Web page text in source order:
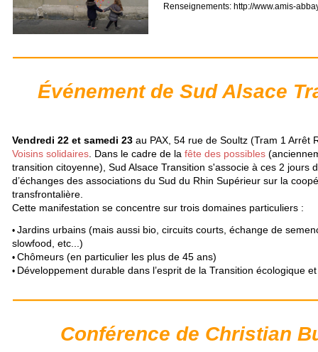
Renseignements: http://www.amis-
Événement de Sud Alsace
Vendredi 22 et samedi 23 au PAX, 54 rue de Soultz (Tram 1 Arrêt
Voisins solidaires Dans le cadre de la fête des possibles
transition citoyenne), Sud Alsace Transition s'associe à ces 2 jours
d’échanges des associations du Sud du Rhin Supérieur sur la
transfrontalière.
Cette manifestation se concentre sur trois domaines particuliers :
• Jardins urbains (mais aussi bio, circuits courts, échange de
slowfood, etc...)
• Chômeurs (en particulier les plus de 45 ans)
• Développement durable dans l’esprit de la Transition écologique
Conférence de Christian